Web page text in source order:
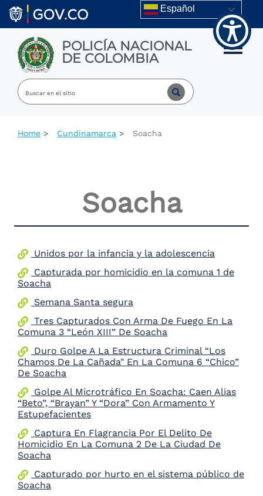
Welcome
All
Accessibility
screen
reader.
shortcut
activates
screen
navigate
interact
content.
Skip to main content Español
POLICÍA NACIONAL
DE COLOMBIA Toggle
Home Cundinamarca Soacha
Soacha
Unidos por la infancia y la adolescencia
Capturada por homicidio en la comuna 1 de
Soacha
Semana Santa segura
Tres Capturados Con Arma De Fuego En La
Comuna 3 “León XIII” De Soacha
Duro Golpe A La Estructura Criminal “Los
Chamos De La Cañada" En La Comuna 6 “Chico”
De Soacha
Golpe Al Microtráfico En Soacha: Caen Alias
“Beto”, “Brayan” Y “Dora” Con Armamento Y
Estupefacientes
Captura En Flagrancia Por El Delito De
Homicidio En La Comuna 2 De La Ciudad De
Soacha
Capturado por hurto en el sistema público de
Soacha